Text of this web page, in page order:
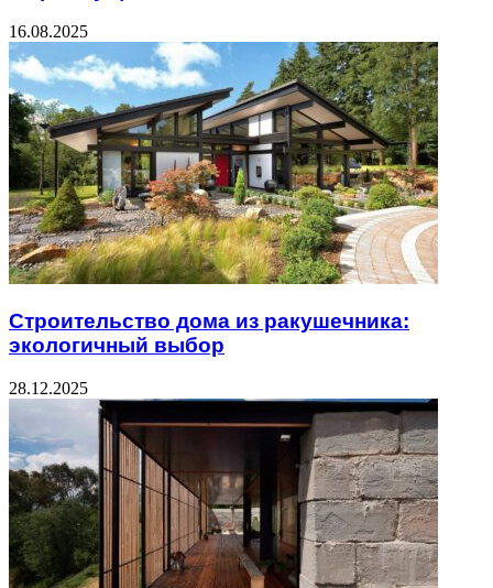
16.08.2025
Строительство дома из ракушечника:
экологичный выбор
28.12.2025